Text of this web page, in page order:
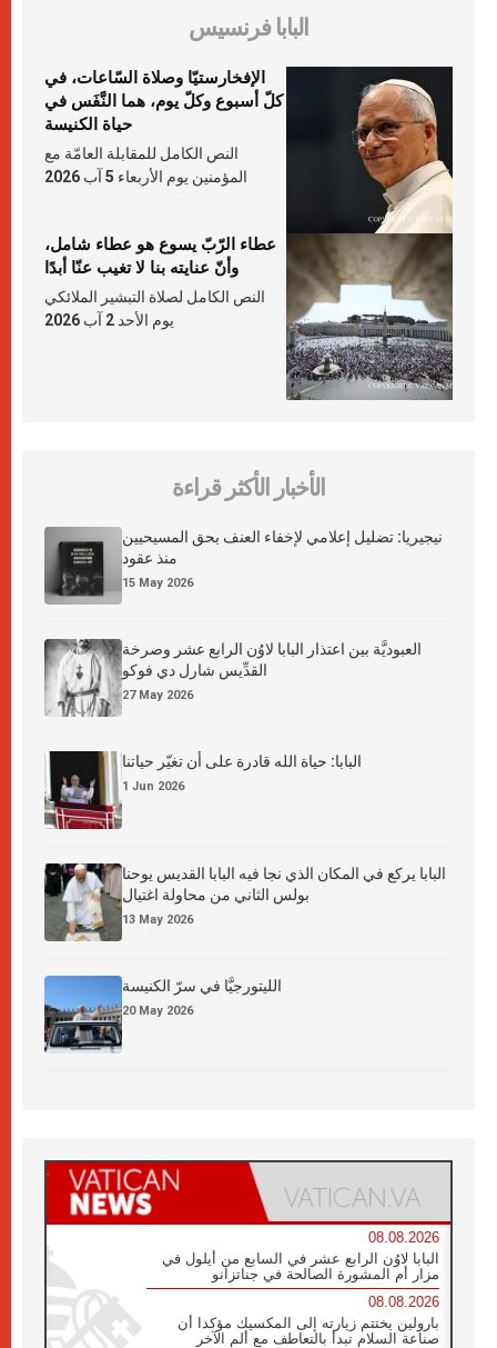
البابا فرنسيس
الإفخارستيّا وصلاة السّاعات، في
كلّ أسبوع وكلّ يوم، هما النَّفَس في
حياة الكنيسة
النص الكامل للمقابلة العامّة مع
المؤمنين يوم الأربعاء 5 آب 2026
عطاء الرّبّ يسوع هو عطاء شامل،
وأنّ عنايته بنا لا تغيب عنّا أبدًا
النص الكامل لصلاة التبشير الملائكي
يوم الأحد 2 آب 2026
الأخبار الأكثر قراءة
نيجيريا: تضليل إعلامي لإخفاء العنف بحق المسيحيين
منذ عقود
15 May 2026
العبوديَّة بين اعتذار البابا لاوُن الرابع عشر وصرخة
القدِّيس شارل دي فوكو
27 May 2026
البابا: حياة الله قادرة على أن تغيّر حياتنا
1 Jun 2026
البابا يركع في المكان الذي نجا فيه البابا القديس يوحنا
بولس الثاني من محاولة اغتيال
13 May 2026
الليتورجيَّا في سرّ الكنيسة
20 May 2026
08.08.2026
البابا لاوُن الرابع عشر في السابع من أيلول في
مزار أم المشورة الصالحة في جناتزانو
08.08.2026
بارولين يختتم زيارته إلى المكسيك مؤكدا أن
صناعة السلام تبدأ بالتعاطف مع ألم الآخر